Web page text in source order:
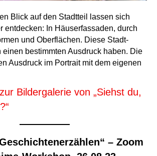
Blick auf den Stadtteil lassen sich
entdecken: In Häuserfassaden, durch
und Oberflächen. Diese Stadt-
einen bestimmten Ausdruck haben. Die
Ausdruck im Portrait mit dem eigenen
Bildergalerie von „Siehst du,
– Zoom